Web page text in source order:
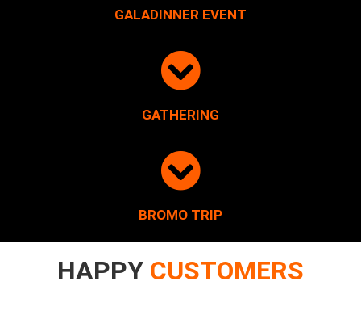
GALADINNER EVENT
GATHERING
BROMO TRIP
HAPPY CUSTOMERS